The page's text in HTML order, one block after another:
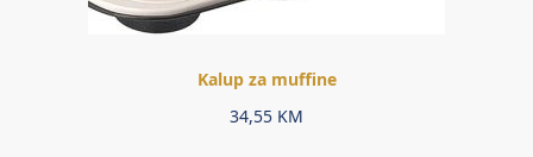
Kalup za muffine
34,55 KM